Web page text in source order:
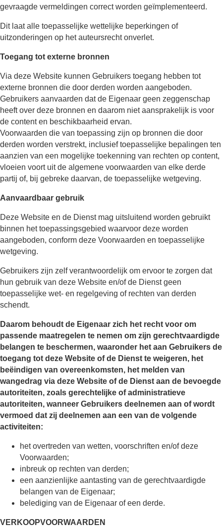
gevraagde vermeldingen correct worden geïmplementeerd.
Dit laat alle toepasselijke wettelijke beperkingen of
uitzonderingen op het auteursrecht onverlet.
Toegang tot externe bronnen
Via deze Website kunnen Gebruikers toegang hebben tot
externe bronnen die door derden worden aangeboden.
Gebruikers aanvaarden dat de Eigenaar geen zeggenschap
heeft over deze bronnen en daarom niet aansprakelijk is voor
de content en beschikbaarheid ervan.
Voorwaarden die van toepassing zijn op bronnen die door
derden worden verstrekt, inclusief toepasselijke bepalingen ten
aanzien van een mogelijke toekenning van rechten op content,
vloeien voort uit de algemene voorwaarden van elke derde
partij of, bij gebreke daarvan, de toepasselijke wetgeving.
Aanvaardbaar gebruik
Deze Website en de Dienst mag uitsluitend worden gebruikt
binnen het toepassingsgebied waarvoor deze worden
aangeboden, conform deze Voorwaarden en toepasselijke
wetgeving.
Gebruikers zijn zelf verantwoordelijk om ervoor te zorgen dat
hun gebruik van deze Website en/of de Dienst geen
toepasselijke wet- en regelgeving of rechten van derden
schendt.
Daarom behoudt de Eigenaar zich het recht voor om
passende maatregelen te nemen om zijn gerechtvaardigde
belangen te beschermen, waaronder het aan Gebruikers de
toegang tot deze Website of de Dienst te weigeren, het
beëindigen van overeenkomsten, het melden van
wangedrag via deze Website of de Dienst aan de bevoegde
autoriteiten, zoals gerechtelijke of administratieve
autoriteiten, wanneer Gebruikers deelnemen aan of wordt
vermoed dat zij deelnemen aan een van de volgende
activiteiten:
het overtreden van wetten, voorschriften en/of deze
Voorwaarden;
inbreuk op rechten van derden;
een aanzienlijke aantasting van de gerechtvaardigde
belangen van de Eigenaar;
belediging van de Eigenaar of een derde.
VERKOOPVOORWAARDEN